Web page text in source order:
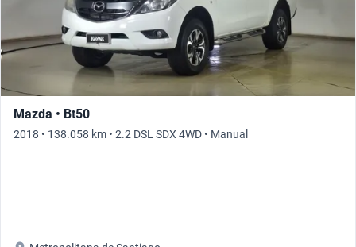
Mazda • Bt50
2018 • 138.058 km • 2.2 DSL SDX 4WD • Manual